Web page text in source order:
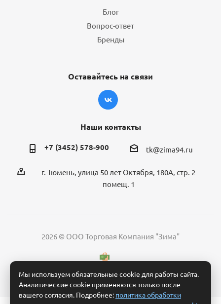
Блог
Вопрос-ответ
Бренды
Оставайтесь на связи
Наши контакты
+7 (3452) 578-900 tk@zima94.ru
г. Тюмень, улица 50 лет Октября, 180А, стр. 2
помещ. 1
2026 © ООО Торговая Компания "Зима"
Мы используем обязательные cookie для работы сайта.
Аналитические cookie применяются только после
вашего согласия. Подробнее: политика обработки